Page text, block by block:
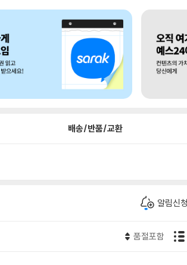
배송/반품/교환
알림신청
품절포함